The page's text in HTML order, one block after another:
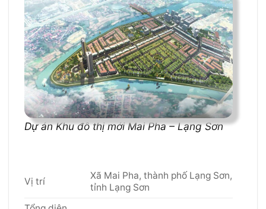
Dự án Khu đô thị mới Mai Pha – Lạng Sơn
Vị trí
Xã Mai Pha, thành phố Lạng Sơn,
tỉnh Lạng Sơn